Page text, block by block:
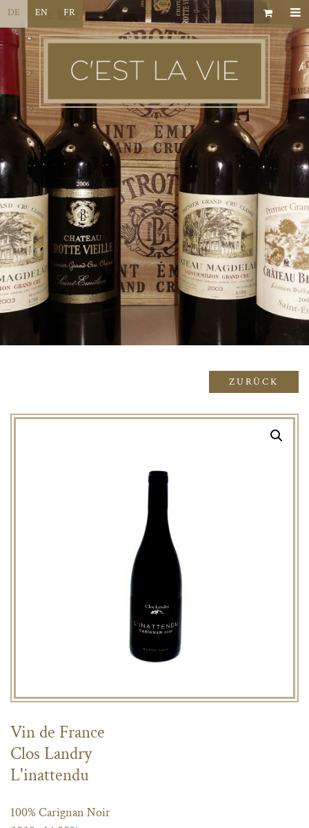
DE EN FR
ZURÜCK
Vin de France
Clos Landry
L'inattendu
100% Carignan Noir